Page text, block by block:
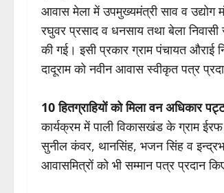
आवास मेला में उपमुख्यमंत्री साव व उद्योग
रघुवर प्रसाद व धनसाय तथा बेला
की गई। इसी प्रकार ग्राम पंचायत औराई
दादूराम को नवीन आवास स्वीकृत पत्र
10 हितग्राहियों को मिला वन अधिकार
कार्यक्रम में पाली विकासखंड के ग्राम
सुनील कंवर, थानसिंह, भजन सिंह व
आवासमित्रों को भी सम्मान पत्र प्रदान